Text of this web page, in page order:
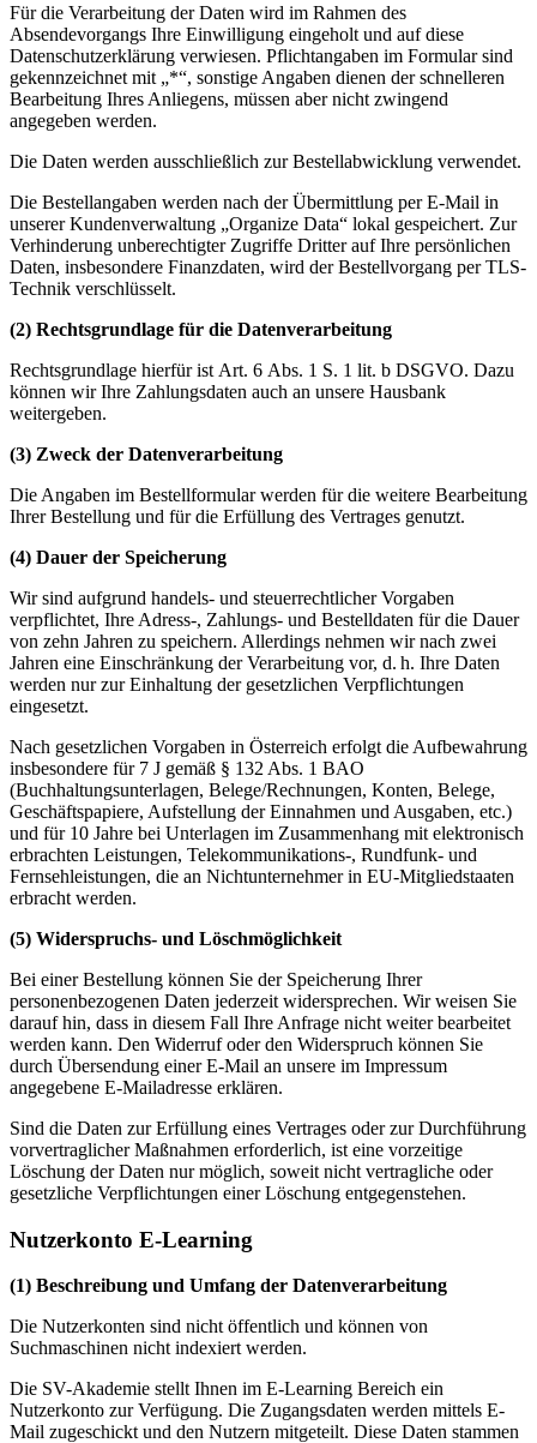
Für die Verarbeitung der Daten wird im Rahmen des
Absendevorgangs Ihre Einwilligung eingeholt und auf diese
Datenschutzerklärung verwiesen. Pflichtangaben im Formular sind
gekennzeichnet mit „*“, sonstige Angaben dienen der schnelleren
Bearbeitung Ihres Anliegens, müssen aber nicht zwingend
angegeben werden.
Die Daten werden ausschließlich zur Bestellabwicklung verwendet.
Die Bestellangaben werden nach der Übermittlung per E-Mail in
unserer Kundenverwaltung „Organize Data“ lokal gespeichert. Zur
Verhinderung unberechtigter Zugriffe Dritter auf Ihre persönlichen
Daten, insbesondere Finanzdaten, wird der Bestellvorgang per TLS-
Technik verschlüsselt.
(2) Rechtsgrundlage für die Datenverarbeitung
Rechtsgrundlage hierfür ist Art. 6 Abs. 1 S. 1 lit. b DSGVO. Dazu
können wir Ihre Zahlungsdaten auch an unsere Hausbank
weitergeben.
(3) Zweck der Datenverarbeitung
Die Angaben im Bestellformular werden für die weitere Bearbeitung
Ihrer Bestellung und für die Erfüllung des Vertrages genutzt.
(4) Dauer der Speicherung
Wir sind aufgrund handels- und steuerrechtlicher Vorgaben
verpflichtet, Ihre Adress-, Zahlungs- und Bestelldaten für die Dauer
von zehn Jahren zu speichern. Allerdings nehmen wir nach zwei
Jahren eine Einschränkung der Verarbeitung vor, d. h. Ihre Daten
werden nur zur Einhaltung der gesetzlichen Verpflichtungen
eingesetzt.
Nach gesetzlichen Vorgaben in Österreich erfolgt die Aufbewahrung
insbesondere für 7 J gemäß § 132 Abs. 1 BAO
(Buchhaltungsunterlagen, Belege/Rechnungen, Konten, Belege,
Geschäftspapiere, Aufstellung der Einnahmen und Ausgaben, etc.)
und für 10 Jahre bei Unterlagen im Zusammenhang mit elektronisch
erbrachten Leistungen, Telekommunikations-, Rundfunk- und
Fernsehleistungen, die an Nichtunternehmer in EU-Mitgliedstaaten
erbracht werden.
(5) Widerspruchs- und Löschmöglichkeit
Bei einer Bestellung können Sie der Speicherung Ihrer
personenbezogenen Daten jederzeit widersprechen. Wir weisen Sie
darauf hin, dass in diesem Fall Ihre Anfrage nicht weiter bearbeitet
werden kann. Den Widerruf oder den Widerspruch können Sie
durch Übersendung einer E-Mail an unsere im Impressum
angegebene E-Mailadresse erklären.
Sind die Daten zur Erfüllung eines Vertrages oder zur Durchführung
vorvertraglicher Maßnahmen erforderlich, ist eine vorzeitige
Löschung der Daten nur möglich, soweit nicht vertragliche oder
gesetzliche Verpflichtungen einer Löschung entgegenstehen.
Nutzerkonto E-Learning
(1) Beschreibung und Umfang der Datenverarbeitung
Die Nutzerkonten sind nicht öffentlich und können von
Suchmaschinen nicht indexiert werden.
Die SV-Akademie stellt Ihnen im E-Learning Bereich ein
Nutzerkonto zur Verfügung. Die Zugangsdaten werden mittels E-
Mail zugeschickt und den Nutzern mitgeteilt. Diese Daten stammen